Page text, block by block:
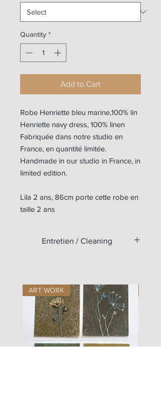
Quantity *
Add to Cart
Robe Henriette bleu marine,100% lin
Henriette navy dress, 100% linen
Fabriquée dans notre studio en
France, en quantité limitée.
Handmade in our studio in France, in
limited edition.
Lila 2 ans, 86cm porte cette robe en
taille 2 ans
Entretien / Cleaning
Linen ironing.
ART WORK